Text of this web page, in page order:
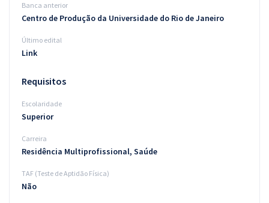
Atendimento
Banca anterior
Centro de Produção da Universidade do Rio de Janeiro
Último edital
Link
Requisitos
Escolaridade
Superior
Carreira
Residência Multiprofissional, Saúde
TAF (Teste de Aptidão Física)
Não